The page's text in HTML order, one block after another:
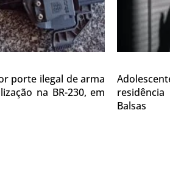
porte ilegal de arma
na BR-230, em
Balsas